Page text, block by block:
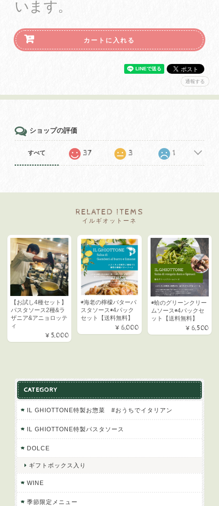
います。
カートに入れる
通報する
ショップの評価
すべて 37 3 1
RELATED ITEMS
イルギオットーネ
【お試し4種セット】
パスタソース2種&ラ
ザニア&アニョロッテ
ィ
¥5,000
◉海老の檸檬バターパ
スタソース◉4パック
セット【送料無料】
¥6,000
◉蛤のグリーンクリー
ムソース◉4パックセ
ット【送料無料】
¥6,500
CATEGORY
IL GHIOTTONE特製お惣菜 #おうちでイタリアン
IL GHIOTTONE特製パスタソース
DOLCE
ギフトボックス入り
WINE
季節限定メニュー